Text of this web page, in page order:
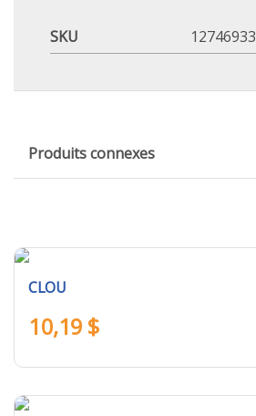
SKU 12746933
Produits connexes
CLOU
10,19 $